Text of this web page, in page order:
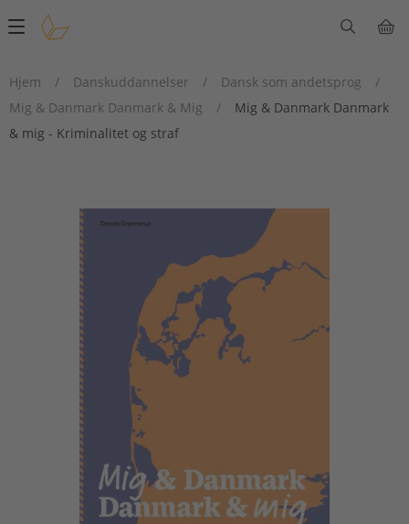
Main
Hjem
/ Danskuddannelser / Dansk som andetsprog
/
Mig & Danmark Danmark & Mig
/
Mig & Danmark Danmark
& mig - Kriminalitet og straf